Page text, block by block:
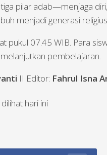
pilar adab—menjaga
menjadi generasi
pukul 07.45 WIB. Para
pembelajaran.
II Editor: Fahrul Isna
hari ini